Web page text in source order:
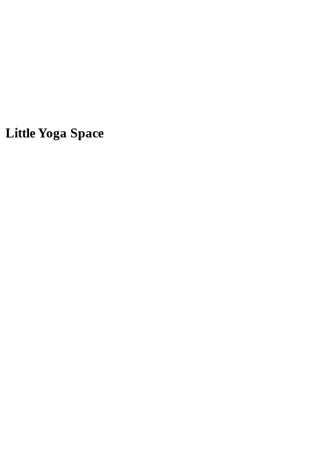
Little Yoga Space